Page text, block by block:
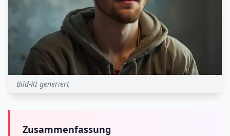
Bild-KI generiert
Zusammenfassung